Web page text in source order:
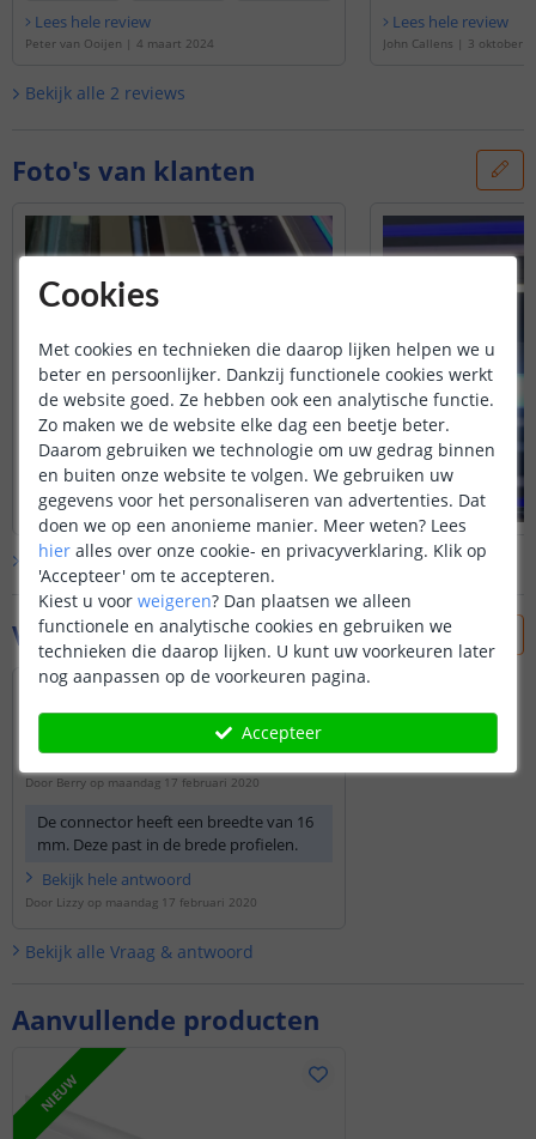
Aanvullende producten
NIEUW
met ijzerzaagje.
- Dek der alu strip af met de twee hale
Lees hele review
Peter van Ooijen | 4 maart 2024
Lees hele review
John Callens | 3 oktober
Bekijk alle 2 reviews
Foto's van klanten
Bekijk alleklantfoto’s
Vraag & antwoord
In welke ledstripprofielen past het
koppelstuk RDAM-KSHK, i.v.m. mijn
M.V.G. Berry Robat.
Door Berry op maandag 17 februari 2020
De connector heeft een breedte van 16
mm. Deze past in de brede profielen.
Bekijk hele antwoord
Door Lizzy op maandag 17 februari 2020
Bekijk alle Vraag & antwoord
Cookies
Met cookies en technieken die daarop lijken helpen we u
beter en persoonlijker. Dankzij functionele cookies werkt
de website goed. Ze hebben ook een analytische functie.
Zo maken we de website elke dag een beetje beter.
Daarom gebruiken we technologie om uw gedrag binnen
en buiten onze website te volgen. We gebruiken uw
gegevens voor het personaliseren van advertenties. Dat
doen we op een anonieme manier. Meer weten? Lees
hier alles over onze cookie- en privacyverklaring. Klik op
'Accepteer' om te accepteren.
Kiest u voor weigeren? Dan plaatsen we alleen
functionele en analytische cookies en gebruiken we
technieken die daarop lijken. U kunt uw voorkeuren later
nog aanpassen op de voorkeuren pagina.
Accepteer